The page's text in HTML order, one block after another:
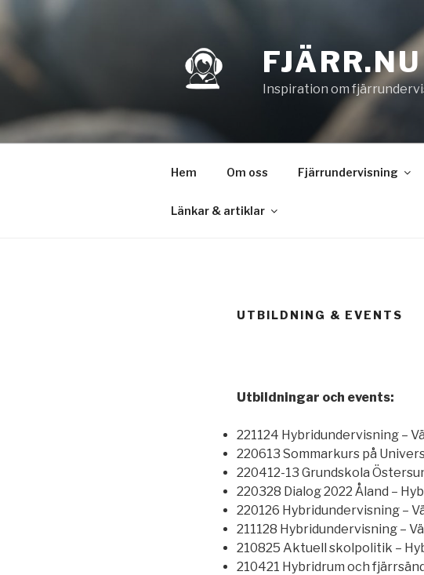
FJÄRR.NU
Inspiration om
Hem Om oss Fjärrundervisning
Länkar & artiklar
UTBILDNING & EVENTS
Utbildningar och events:
221124 Hybridundervisning –
220613 Sommarkurs på
220412-13 Grundskola
220328 Dialog 2022 Åland –
220126 Hybridundervisning –
211128 Hybridundervisning –
210825 Aktuell skolpolitik –
210421 Hybridrum och